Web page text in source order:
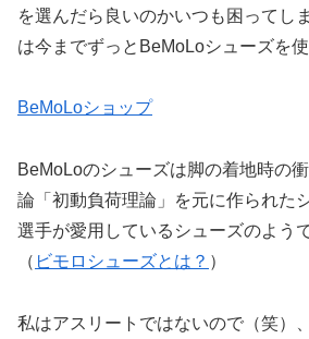
を選んだら良いのかいつも困ってし
は今までずっとBeMoLoシューズを使
BeMoLoショップ
BeMoLoのシューズは脚の着地時の
論「初動負荷理論」を元に作られた
選手が愛用しているシューズのよう
（ ビモロシューズとは？ ）
私はアスリートではないので（笑）